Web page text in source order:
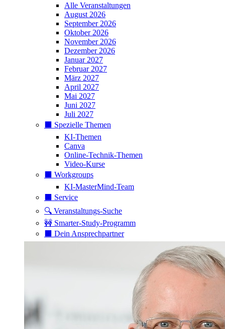
Alle Veranstaltungen
August 2026
September 2026
Oktober 2026
November 2026
Dezember 2026
Januar 2027
Februar 2027
März 2027
April 2027
Mai 2027
Juni 2027
Juli 2027
⬛️ Spezielle Themen
KI-Themen
Canva
Online-Technik-Themen
Video-Kurse
⬛️ Workgroups
KI-MasterMind-Team
⬛️ Service
🔍 Veranstaltungs-Suche
🚧 Smarter-Study-Programm
⬛️ Dein Ansprechpartner